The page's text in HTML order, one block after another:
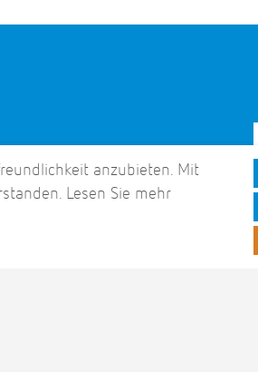
anzubieten. Mit
Lesen Sie mehr